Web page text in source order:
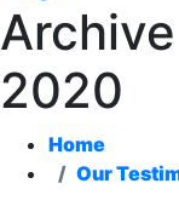
2020
Home
Our